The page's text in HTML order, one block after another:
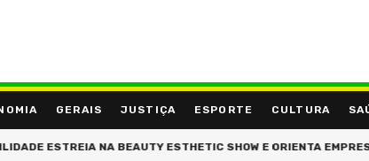
GERAIS JUSTIÇA ESPORTE CULTURA
ESTREIA NA BEAUTY ESTHETIC SHOW E ORIENTA